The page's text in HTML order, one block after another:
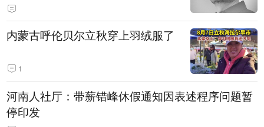
内蒙古呼伦贝尔立秋穿上羽绒服了
1
河南人社厅：带薪错峰休假通知因表述程序问题暂
停印发